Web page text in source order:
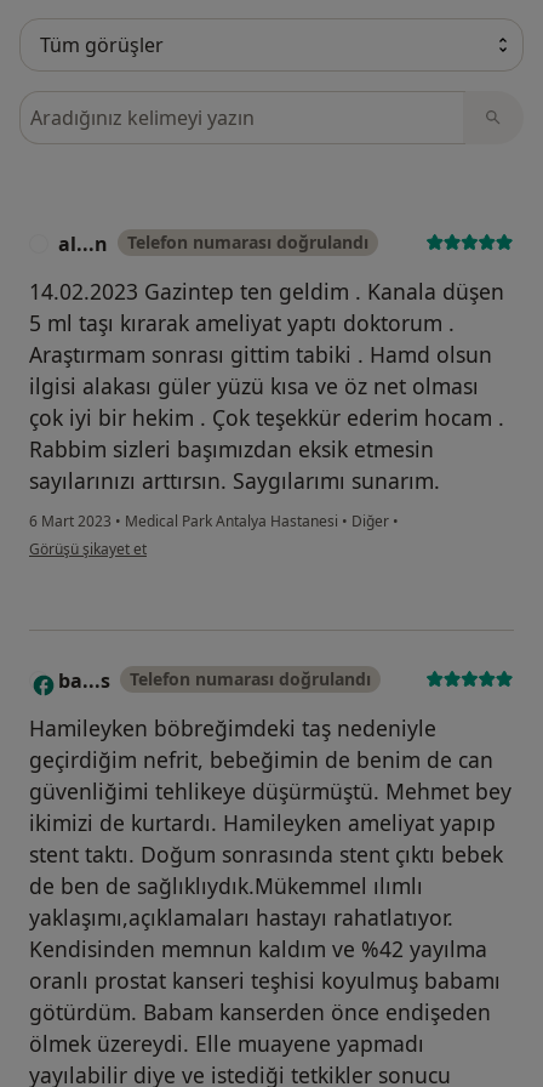
Görüşler içerisinde ara
al...n Telefon numarası doğrulandı
14.02.2023 Gazintep ten geldim . Kanala düşen
5 ml taşı kırarak ameliyat yaptı doktorum .
Araştırmam sonrası gittim tabiki . Hamd olsun
ilgisi alakası güler yüzü kısa ve öz net olması
çok iyi bir hekim . Çok teşekkür ederim hocam .
Rabbim sizleri başımızdan eksik etmesin
sayılarınızı arttırsın. Saygılarımı sunarım.
6 Mart 2023 • Medical Park Antalya Hastanesi • Diğer •
kullanıcının görüşüne göre al...n
Görüşü şikayet et
B ba...s Telefon numarası doğrulandı
Hamileyken böbreğimdeki taş nedeniyle
geçirdiğim nefrit, bebeğimin de benim de can
güvenliğimi tehlikeye düşürmüştü. Mehmet bey
ikimizi de kurtardı. Hamileyken ameliyat yapıp
stent taktı. Doğum sonrasında stent çıktı bebek
de ben de sağlıklıydık.Mükemmel ılımlı
yaklaşımı,açıklamaları hastayı rahatlatıyor.
Kendisinden memnun kaldım ve %42 yayılma
oranlı prostat kanseri teşhisi koyulmuş babamı
götürdüm. Babam kanserden önce endişeden
ölmek üzereydi. Elle muayene yapmadı
yayılabilir diye ve istediği tetkikler sonucu